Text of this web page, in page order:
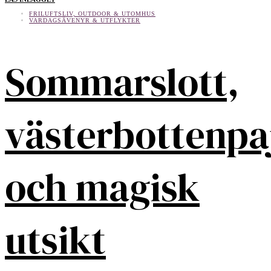
FRILUFTSLIV, OUTDOOR & UTOMHUS
VARDAGSÄVENYR & UTFLYKTER
Sommarslott,
och magisk
utsikt